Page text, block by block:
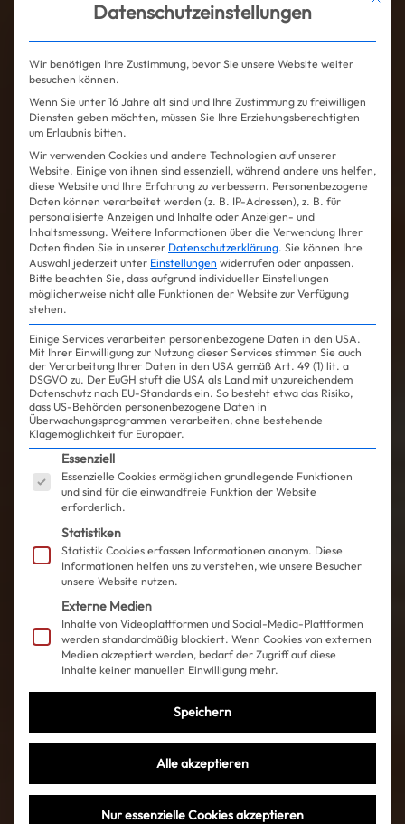
Datenschutzeinstellungen
Wir benötigen Ihre Zustimmung, bevor Sie unsere Website weiter
besuchen können.
Wenn Sie unter 16 Jahre alt sind und Ihre Zustimmung zu freiwilligen
Diensten geben möchten, müssen Sie Ihre Erziehungsberechtigten
um Erlaubnis bitten.
Wir verwenden Cookies und andere Technologien auf unserer
Website. Einige von ihnen sind essenziell, während andere uns helfen,
diese Website und Ihre Erfahrung zu verbessern. Personenbezogene
Daten können verarbeitet werden (z. B. IP-Adressen), z. B. für
personalisierte Anzeigen und Inhalte oder Anzeigen- und
Inhaltsmessung. Weitere Informationen über die Verwendung Ihrer
Daten finden Sie in unserer Datenschutzerklärung. Sie können Ihre
Auswahl jederzeit unter Einstellungen widerrufen oder anpassen.
Bitte beachten Sie, dass aufgrund individueller Einstellungen
möglicherweise nicht alle Funktionen der Website zur Verfügung
stehen.
Einige Services verarbeiten personenbezogene Daten in den USA.
Mit Ihrer Einwilligung zur Nutzung dieser Services stimmen Sie auch
der Verarbeitung Ihrer Daten in den USA gemäß Art. 49 (1) lit. a
DSGVO zu. Der EuGH stuft die USA als Land mit unzureichendem
Datenschutz nach EU-Standards ein. So besteht etwa das Risiko,
dass US-Behörden personenbezogene Daten in
Überwachungsprogrammen verarbeiten, ohne bestehende
Klagemöglichkeit für Europäer.
Es folgt eine Liste der Service-Gruppen, für die
Essenziell
Essenzielle Cookies ermöglichen grundlegende Funktionen
und sind für die einwandfreie Funktion der Website
erforderlich.
Statistiken
Statistik Cookies erfassen Informationen anonym. Diese
Informationen helfen uns zu verstehen, wie unsere Besucher
unsere Website nutzen.
Externe Medien
Inhalte von Videoplattformen und Social-Media-Plattformen
werden standardmäßig blockiert. Wenn Cookies von externen
Medien akzeptiert werden, bedarf der Zugriff auf diese
Inhalte keiner manuellen Einwilligung mehr.
Speichern
Alle akzeptieren
Nur essenzielle Cookies akzeptieren